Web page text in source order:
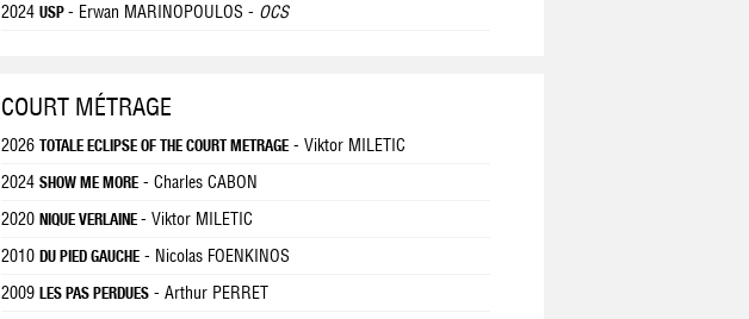
2024 USP - Erwan MARINOPOULOS - OCS
COURT MÉTRAGE
2026 TOTALE ECLIPSE OF THE COURT METRAGE - Viktor MILETIC
2024 SHOW ME MORE - Charles CABON
2020 NIQUE VERLAINE - Viktor MILETIC
2010 DU PIED GAUCHE - Nicolas FOENKINOS
2009 LES PAS PERDUES - Arthur PERRET